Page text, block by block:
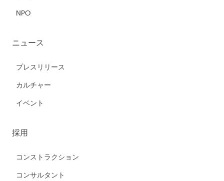
NPO
ニュース
プレスリリース
カルチャー
イベント
採用
コンストラクション
コンサルタント